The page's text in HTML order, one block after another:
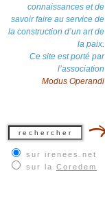
connaissances et de
savoir faire au service de
la construction d’un art de
la paix.
Ce site est porté par
l’association
Modus Operandi
sur irenees.net
sur la Coredem